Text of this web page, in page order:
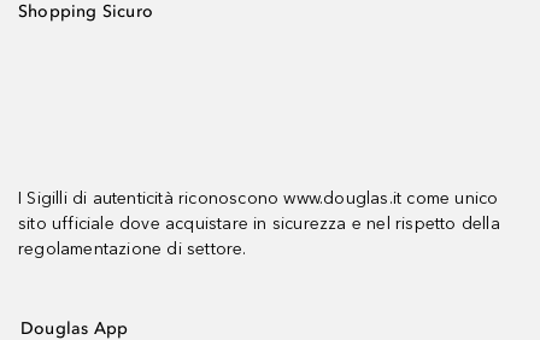
Shopping Sicuro
I Sigilli di autenticità riconoscono www.douglas.it come unico
sito ufficiale dove acquistare in sicurezza e nel rispetto della
regolamentazione di settore.
Douglas App